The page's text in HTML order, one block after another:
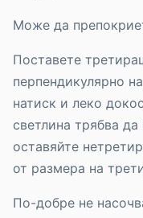
Може да
Поставете
перпендикулярно
натиск и леко
светлина трябва
оставяйте
от размера на
По-добре не